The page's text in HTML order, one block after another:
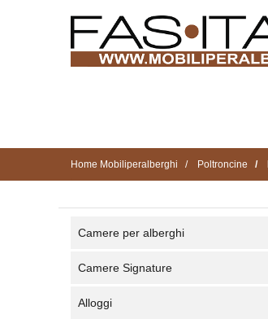
Home Mobiliperalberghi Poltroncine
Camere per alberghi
Camere Signature
Alloggi